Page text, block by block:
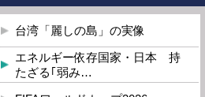
台湾「麗しの島」の実像
エネルギー依存国家・日本 持
たざる｢弱み…